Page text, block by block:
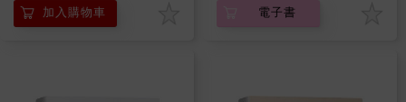
加入購物車 電子書